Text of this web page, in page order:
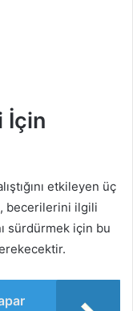
İçin
etkileyen üç
becerilerini ilgili
sürdürmek için bu